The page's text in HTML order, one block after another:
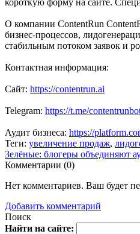
О компании ContentRun
бизнес-процессов,
стабильным потоком заявок и
Контактная информация:
Сайт: https://contentrun.ai
Telegram: https://t.me/
Аудит бизнеса: https://
Теги: увеличение продаж,
Зелёные: блогеры объединяют
Комментарии (0)
Нет комментариев. Ваш будет
Добавить комментарий
Поиск
Найти на сайте: